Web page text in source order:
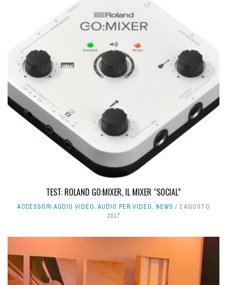
TEST: ROLAND GO:MIXER, IL MIXER “SOCIAL”
ACCESSORI AUDIO VIDEO, AUDIO PER VIDEO, NEWS
2 AGOSTO
2017